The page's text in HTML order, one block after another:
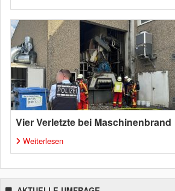
Vier Verletzte bei Maschinenbrand
Weiterlesen